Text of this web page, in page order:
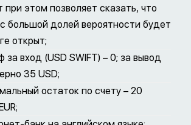
при этом позволяет сказать, что
большой долей вероятности будет
открыт;
за вход (USD SWIFT) – 0; за вывод
35 USD;
остаток по счету – 20